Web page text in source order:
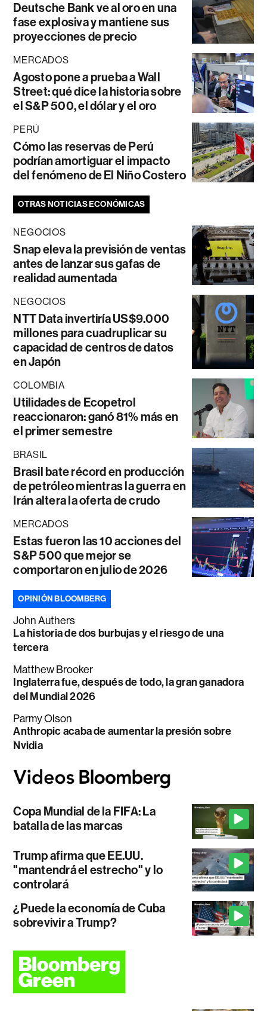
Deutsche Bank ve al oro en una
fase explosiva y mantiene sus
proyecciones de precio
MERCADOS
Agosto pone a prueba a Wall
Street: qué dice la historia sobre
el S&P 500, el dólar y el oro
PERÚ
Cómo las reservas de Perú
podrían amortiguar el impacto
del fenómeno de El Niño Costero
OTRAS NOTICIAS ECONÓMICAS
NEGOCIOS
Snap eleva la previsión de ventas
antes de lanzar sus gafas de
realidad aumentada
NEGOCIOS
NTT Data invertiría US$9.000
millones para cuadruplicar su
capacidad de centros de datos
en Japón
COLOMBIA
Utilidades de Ecopetrol
reaccionaron: ganó 81% más en
el primer semestre
BRASIL
Brasil bate récord en producción
de petróleo mientras la guerra en
Irán altera la oferta de crudo
MERCADOS
Estas fueron las 10 acciones del
S&P 500 que mejor se
comportaron en julio de 2026
OPINIÓN BLOOMBERG
John Authers
La historia de dos burbujas y el riesgo de una
tercera
Matthew Brooker
Inglaterra fue, después de todo, la gran ganadora
del Mundial 2026
Parmy Olson
Anthropic acaba de aumentar la presión sobre
Nvidia
Copa Mundial de la FIFA: La
batalla de las marcas
Trump afirma que EE.UU.
"mantendrá el estrecho" y lo
controlará
¿Puede la economía de Cuba
sobrevivir a Trump?